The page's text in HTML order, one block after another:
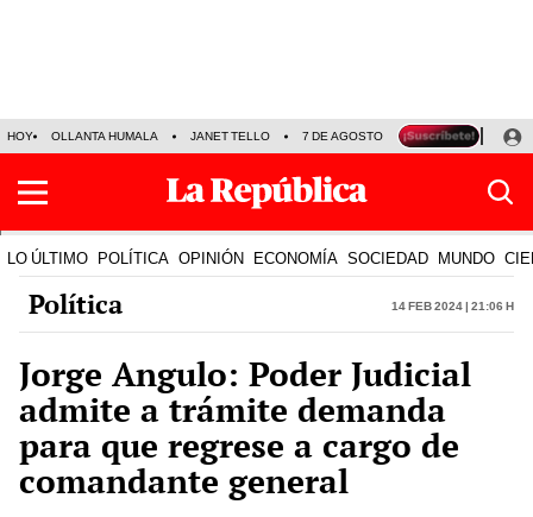
HOY OLLANTA HUMALA JANET TELLO 7 DE AGOSTO TINKA RESULTADOS
LO ÚLTIMO POLÍTICA OPINIÓN ECONOMÍA SOCIEDAD MUNDO
Política 14 Feb 2024 | 21:06 h
Jorge Angulo: Poder Judicial
admite a trámite demanda
para que regrese a cargo de
comandante general